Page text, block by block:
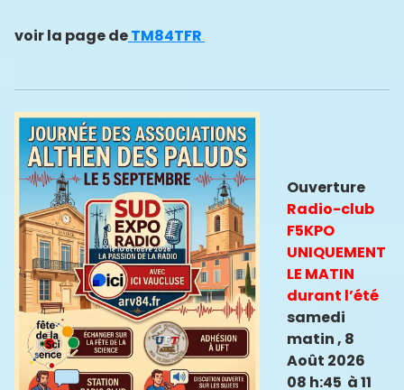
voir la page deTM84TFR
Ouverture
Radio-club
F5KPO
UNIQUEMENT
LE MATIN
durant l’été
samedi
matin , 8
Août 2026
08 h:45 à 11